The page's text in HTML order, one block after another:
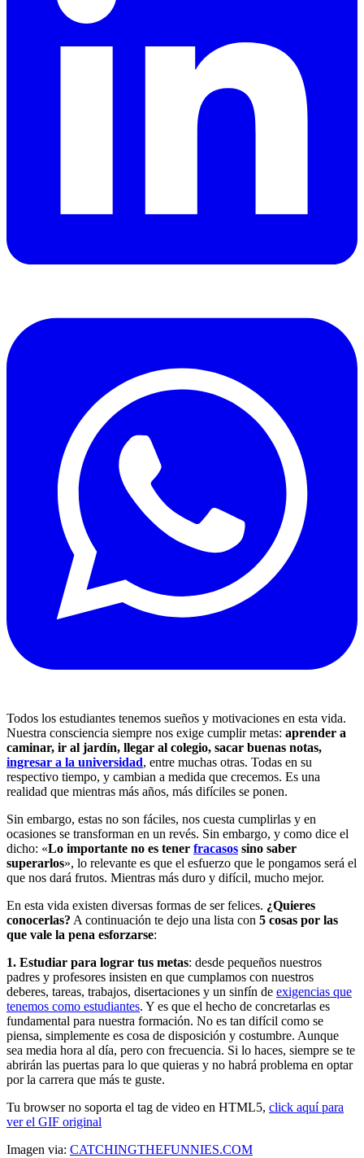
Todos los estudiantes tenemos sueños y motivaciones en esta vida.
Nuestra consciencia siempre nos exige cumplir metas: aprender a
caminar, ir al jardín, llegar al colegio, sacar buenas notas,
ingresar a la universidad, entre muchas otras. Todas en su
respectivo tiempo, y cambian a medida que crecemos. Es una
realidad que mientras más años, más difíciles se ponen.
Sin embargo, estas no son fáciles, nos cuesta cumplirlas y en
ocasiones se transforman en un revés. Sin embargo, y como dice el
dicho: «Lo importante no es tener fracasos sino saber
superarlos», lo relevante es que el esfuerzo que le pongamos será el
que nos dará frutos. Mientras más duro y difícil, mucho mejor.
En esta vida existen diversas formas de ser felices. ¿Quieres
conocerlas? A continuación te dejo una lista con 5 cosas por las
que vale la pena esforzarse:
1. Estudiar para lograr tus metas: desde pequeños nuestros
padres y profesores insisten en que cumplamos con nuestros
deberes, tareas, trabajos, disertaciones y un sinfín de exigencias que
tenemos como estudiantes. Y es que el hecho de concretarlas es
fundamental para nuestra formación. No es tan difícil como se
piensa, simplemente es cosa de disposición y costumbre. Aunque
sea media hora al día, pero con frecuencia. Si lo haces, siempre se te
abrirán las puertas para lo que quieras y no habrá problema en optar
por la carrera que más te guste.
Tu browser no soporta el tag de video en HTML5, click aquí para
ver el GIF original
Imagen via: CATCHINGTHEFUNNIES.COM